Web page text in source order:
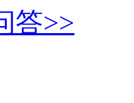
答>>